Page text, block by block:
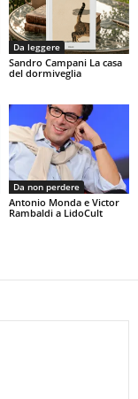
Da leggere
Sandro Campani La casa
del dormiveglia
Da non perdere
Antonio Monda e Victor
Rambaldi a LidoCult